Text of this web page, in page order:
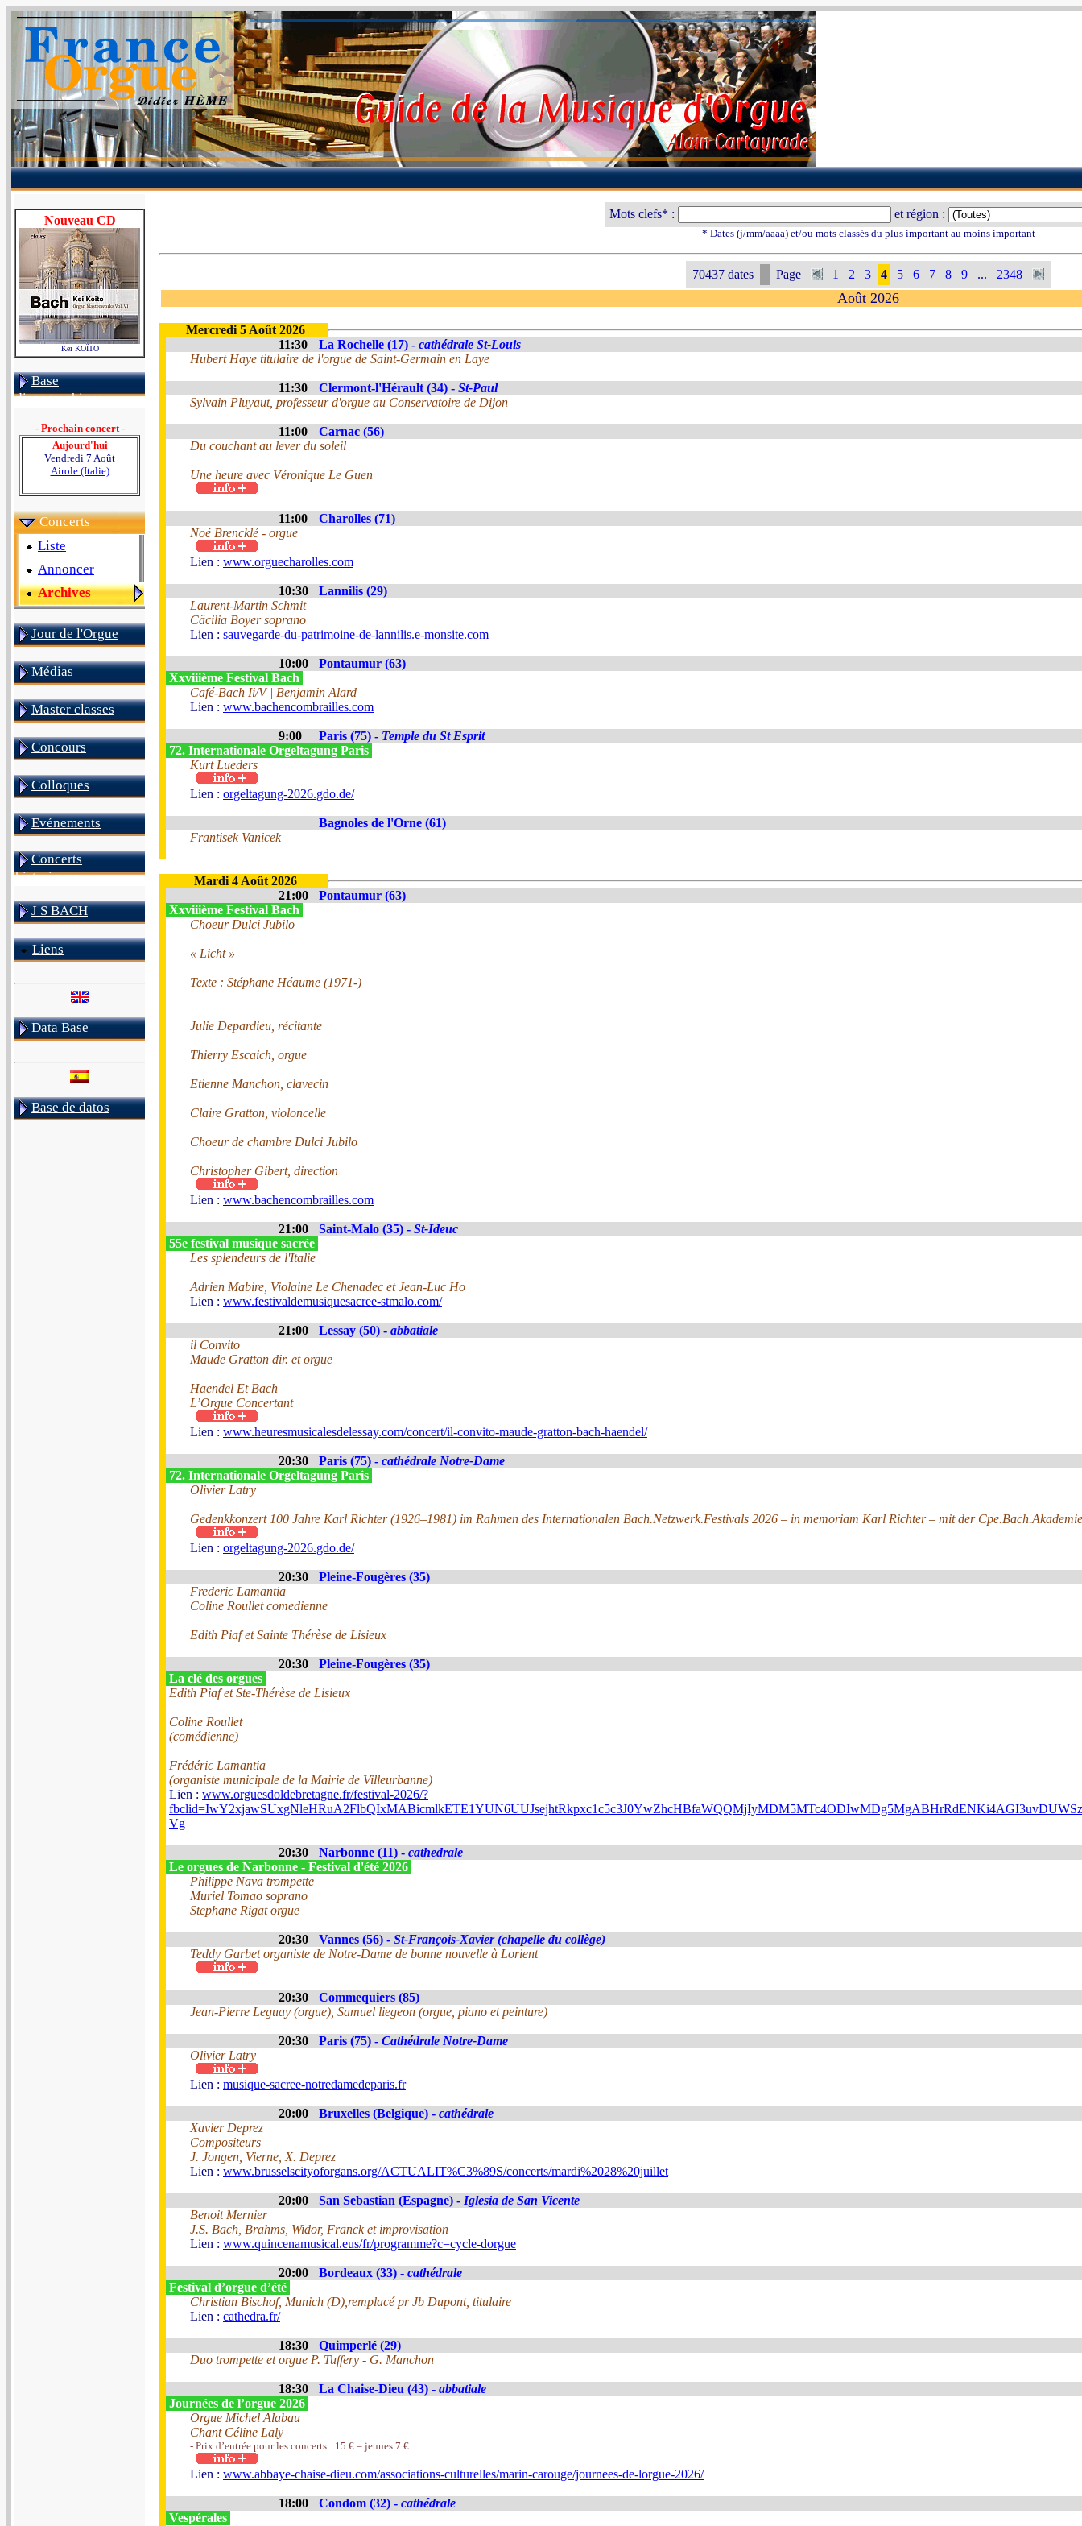
Nouveau CD
Kei KOÏTO
Base
discographique
- Prochain concert -
Aujourd'hui
Vendredi 7 Août
Airole (Italie)
Concerts
Liste
Annoncer
Archives
Jour de l'Orgue
Médias
Master classes
Concours
Colloques
Evénements
Concerts
historiques
J S BACH
Liens
Data Base
Base de datos
Mots clefs* : et région :
* Dates (j/mm/aaaa) et/ou mots classés du plus important au moins important
70437 dates Page 1 2 3 4 5 6 7 8 9 ... 2348
Août 2026
Mercredi 5 Août 2026
11:30
La Rochelle (17) - cathédrale St-Louis
Hubert Haye titulaire de l'orgue de Saint-Germain en Laye
11:30 Clermont-l'Hérault (34) - St-Paul
Sylvain Pluyaut, professeur d'orgue au Conservatoire de Dijon
11:00
Carnac (56)
Du couchant au lever du soleil
Une heure avec Véronique Le Guen
11:00
Charolles (71)
Noé Brencklé - orgue
Lien : www.orguecharolles.com
10:30
Lannilis (29)
Laurent-Martin Schmit
Cäcilia Boyer soprano
Lien : sauvegarde-du-patrimoine-de-lannilis.e-monsite.com
10:00
Pontaumur (63)
Xxviiième Festival Bach
Café-Bach Ii/V | Benjamin Alard
Lien : www.bachencombrailles.com
9:00 Paris (75) - Temple du St Esprit
72. Internationale Orgeltagung Paris
Kurt Lueders
Lien : orgeltagung-2026.gdo.de/
Bagnoles de l'Orne (61)
Frantisek Vanicek
Mardi 4 Août 2026
21:00
Pontaumur (63)
Xxviiième Festival Bach
Choeur Dulci Jubilo
« Licht »
Texte : Stéphane Héaume (1971-)
Julie Depardieu, récitante
Thierry Escaich, orgue
Etienne Manchon, clavecin
Claire Gratton, violoncelle
Choeur de chambre Dulci Jubilo
Christopher Gibert, direction
Lien : www.bachencombrailles.com
21:00 Saint-Malo (35) - St-Ideuc
55e festival musique sacrée
Les splendeurs de l'Italie
Adrien Mabire, Violaine Le Chenadec et Jean-Luc Ho
Lien : www.festivaldemusiquesacree-stmalo.com/
21:00 Lessay (50) - abbatiale
il Convito
Maude Gratton dir. et orgue
Haendel Et Bach
L’Orgue Concertant
Lien : www.heuresmusicalesdelessay.com/concert/il-convito-maude-gratton-bach-haendel/
20:30 Paris (75) - cathédrale Notre-Dame
72. Internationale Orgeltagung Paris
Olivier Latry
Gedenkkonzert 100 Jahre Karl Richter (1926–1981) im Rahmen des Internationalen Bach.Netzwerk.Festivals 2026 – in memoriam Karl Richter – mit der
Lien : orgeltagung-2026.gdo.de/
20:30
Pleine-Fougères (35)
Frederic Lamantia
Coline Roullet comedienne
Edith Piaf et Sainte Thérèse de Lisieux
20:30
Pleine-Fougères (35)
La clé des orgues
Edith Piaf et Ste-Thérèse de Lisieux
Coline Roullet
(comédienne)
Frédéric Lamantia
(organiste municipale de la Mairie de Villeurbanne)
Lien : www.orguesdoldebretagne.fr/festival-2026/?
Vg
20:30 Narbonne (11) - cathedrale
Le orgues de Narbonne - Festival d'été 2026
Philippe Nava trompette
Muriel Tomao soprano
Stephane Rigat orgue
20:30 Vannes (56) - St-François-Xavier (chapelle du collège)
Teddy Garbet organiste de Notre-Dame de bonne nouvelle à Lorient
20:30
Commequiers (85)
Jean-Pierre Leguay (orgue), Samuel liegeon (orgue, piano et peinture)
20:30 Paris (75) - Cathédrale Notre-Dame
Olivier Latry
Lien : musique-sacree-notredamedeparis.fr
20:00 Bruxelles (Belgique) - cathédrale
Xavier Deprez
Compositeurs
J. Jongen, Vierne, X. Deprez
Lien : www.brusselscityoforgans.org/ACTUALIT%C3%89S/concerts/mardi%2028%20juillet
20:00 San Sebastian (Espagne) - Iglesia de San Vicente
Benoit Mernier
J.S. Bach, Brahms, Widor, Franck et improvisation
Lien : www.quincenamusical.eus/fr/programme?c=cycle-dorgue
20:00 Bordeaux (33) - cathédrale
Festival d’orgue d’été
Christian Bischof, Munich (D),remplacé pr Jb Dupont, titulaire
Lien : cathedra.fr/
18:30
Quimperlé (29)
Duo trompette et orgue P. Tuffery - G. Manchon
18:30 La Chaise-Dieu (43) - abbatiale
Journées de l’orgue 2026
Orgue Michel Alabau
Chant Céline Laly
- Prix d’entrée pour les concerts : 15 € – jeunes 7 €
Lien : www.abbaye-chaise-dieu.com/associations-culturelles/marin-carouge/journees-de-lorgue-2026/
18:00 Condom (32) - cathédrale
Vespérales